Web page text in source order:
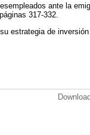
ante la
317-332.
estrategia de